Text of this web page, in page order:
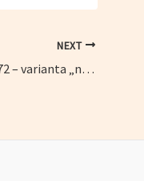
NEXT
Mititei (rețeta din 1872 – varianta „nașului” N.T. Orășanu)